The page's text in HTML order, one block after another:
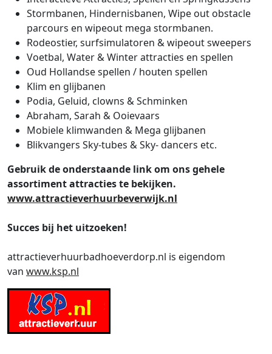
Stormbanen, Hindernisbanen, Wipe out obstacle
parcours en wipeout mega stormbanen.
Rodeostier, surfsimulatoren & wipeout sweepers
Voetbal, Water & Winter attracties en spellen
Oud Hollandse spellen / houten spellen
Klim en glijbanen
Podia, Geluid, clowns & Schminken
Abraham, Sarah & Ooievaars
Mobiele klimwanden & Mega glijbanen
Blikvangers Sky-tubes & Sky- dancers etc.
Gebruik de onderstaande link om ons gehele
assortiment attracties te bekijken.
www.attractieverhuurbeverwijk.nl
Succes bij het uitzoeken!
attractieverhuurbadhoeverdorp.nl is eigendom
van www.ksp.nl